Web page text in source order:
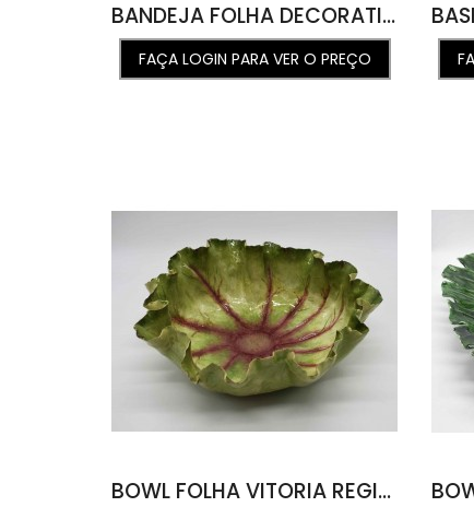
BANDEJA FOLHA DECORATIVA ST P ROUGE DE FER 24L X 34C X 5,5A
FAÇA LOGIN PARA VER O PREÇO
BOWL FOLHA VITORIA REGIA P FILODENTRO 41D X 13A